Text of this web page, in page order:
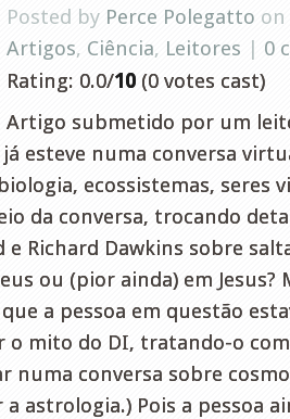
Posted by Perce Polegatto on
Artigos, Ciência, Leitores | 0
Rating: 0.0/10 (0 votes cast)
Artigo submetido por um
já esteve numa conversa
ecossistemas, seres
da conversa, trocando
e Richard Dawkins sobre
ou (pior ainda) em
a pessoa em questão
mito do DI, tratando-o
numa conversa sobre
astrologia.) Pois a pessoa